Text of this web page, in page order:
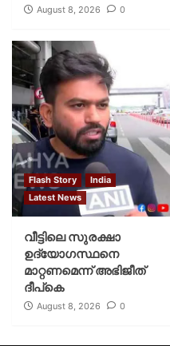
August 8, 2026 0
Flash Story
India
Latest News
വീട്ടിലെ സുരക്ഷാ
ഉദ്യോഗസ്ഥനെ
മാറ്റണമെന്ന് അഭിജീത്
ദീപ്‌കെ
August 8, 2026 0